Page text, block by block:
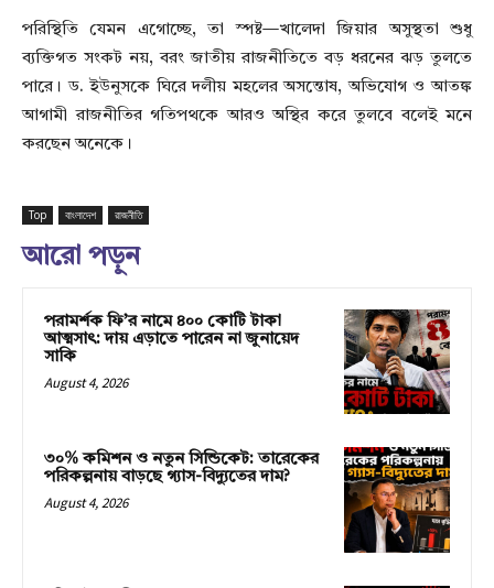
পরিস্থিতি যেমন এগোচ্ছে, তা স্পষ্ট—খালেদা জিয়ার অসুস্থতা শুধু
ব্যক্তিগত সংকট নয়, বরং জাতীয় রাজনীতিতে বড় ধরনের ঝড় তুলতে
পারে। ড. ইউনুসকে ঘিরে দলীয় মহলের অসন্তোষ, অভিযোগ ও আতঙ্ক
আগামী রাজনীতির গতিপথকে আরও অস্থির করে তুলবে বলেই মনে
করছেন অনেকে।
Top বাংলাদেশ রাজনীতি
আরো পড়ুন
পরামর্শক ফি’র নামে ৪০০ কোটি টাকা
আত্মসাৎ: দায় এড়াতে পারেন না জুনায়েদ
সাকি
August 4, 2026
৩০% কমিশন ও নতুন সিন্ডিকেট: তারেকের
পরিকল্পনায় বাড়ছে গ্যাস-বিদ্যুতের দাম?
August 4, 2026